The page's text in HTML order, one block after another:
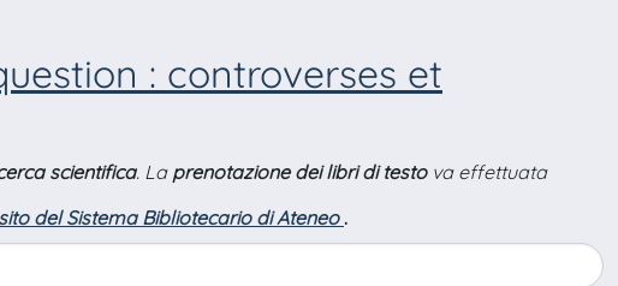
: controverses et
scientifica. La prenotazione dei libri di testova effettuata
sito del Sistema Bibliotecario di Ateneo .